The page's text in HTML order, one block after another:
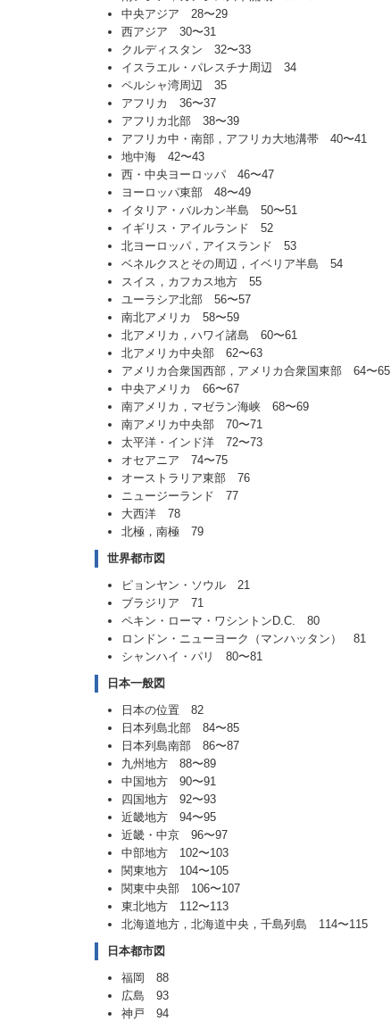
中央アジア 28〜29
西アジア 30〜31
クルディスタン 32〜33
イスラエル・パレスチナ周辺 34
ペルシャ湾周辺 35
アフリカ 36〜37
アフリカ北部 38〜39
アフリカ中・南部，アフリカ大地溝帯 40〜41
地中海 42〜43
西・中央ヨーロッパ 46〜47
ヨーロッパ東部 48〜49
イタリア・バルカン半島 50〜51
イギリス・アイルランド 52
北ヨーロッパ，アイスランド 53
ベネルクスとその周辺，イベリア半島 54
スイス，カフカス地方 55
ユーラシア北部 56〜57
南北アメリカ 58〜59
北アメリカ，ハワイ諸島 60〜61
北アメリカ中央部 62〜63
アメリカ合衆国西部，アメリカ合衆国東部 64〜65
中央アメリカ 66〜67
南アメリカ，マゼラン海峡 68〜69
南アメリカ中央部 70〜71
太平洋・インド洋 72〜73
オセアニア 74〜75
オーストラリア東部 76
ニュージーランド 77
大西洋 78
北極，南極 79
世界都市図
ピョンヤン・ソウル 21
ブラジリア 71
ペキン・ローマ・ワシントンD.C. 80
ロンドン・ニューヨーク（マンハッタン） 81
シャンハイ・パリ 80〜81
日本一般図
日本の位置 82
日本列島北部 84〜85
日本列島南部 86〜87
九州地方 88〜89
中国地方 90〜91
四国地方 92〜93
近畿地方 94〜95
近畿・中京 96〜97
中部地方 102〜103
関東地方 104〜105
関東中央部 106〜107
東北地方 112〜113
北海道地方，北海道中央，千島列島 114〜115
日本都市図
福岡 88
広島 93
神戸 94